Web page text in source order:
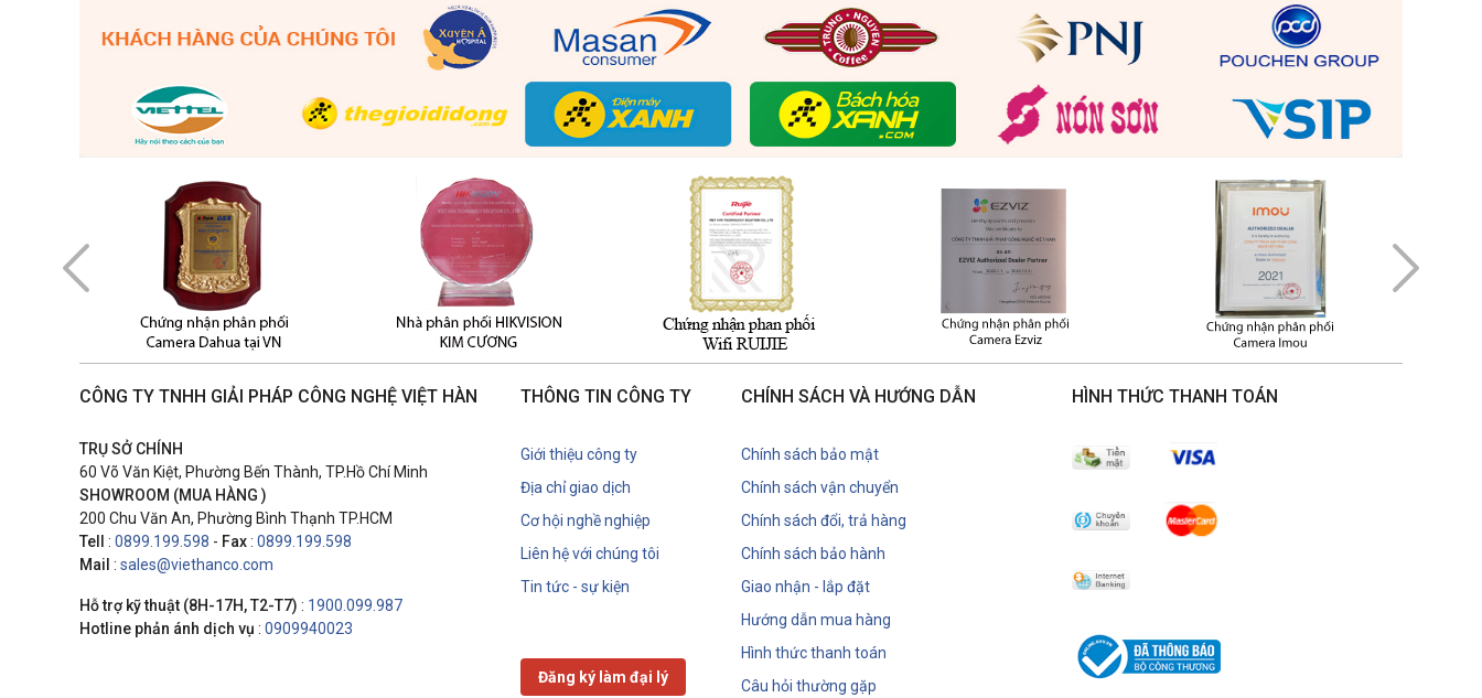
CÔNG TY TNHH GIẢI PHÁP CÔNG NGHỆ VIỆT HÀN
TRỤ SỞ CHÍNH
60 Võ Văn Kiệt, Phường Bến Thành, TP.Hồ Chí Minh
SHOWROOM (MUA HÀNG )
200 Chu Văn An, Phường Bình Thạnh TP.HCM
Tell : 0899.199.598 - Fax: 0899.199.598
Mail : sales@viethanco.com
Hỗ trợ kỹ thuật (8H-17H, T2-T7) : 1900.099.987
Hotline phản ánh dịch vụ : 0909940023
THÔNG TIN CÔNG TY
Giới thiệu công ty
Địa chỉ giao dịch
Cơ hội nghề nghiệp
Liên hệ với chúng tôi
Tin tức - sự kiện
Đăng ký làm đại lý
CHÍNH SÁCH VÀ HƯỚNG DẪN
Chính sách bảo mật
Chính sách vận chuyển
Chính sách đổi, trả hàng
Chính sách bảo hành
Giao nhận - lắp đặt
Hướng dẫn mua hàng
Hình thức thanh toán
Câu hỏi thường gặp
HÌNH THỨC THANH TOÁN